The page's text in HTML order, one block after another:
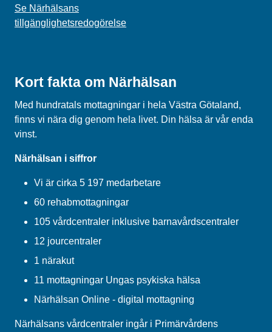
Se Närhälsans
tillgänglighetsredogörelse
Kort fakta om Närhälsan
Med hundratals mottagningar i hela Västra Götaland,
finns vi nära dig genom hela livet. Din hälsa är vår enda
vinst.
Närhälsan i siffror
Vi är cirka 5 197 medarbetare
60 rehabmottagningar
105 vårdcentraler inklusive barnavårdscentraler
12 jourcentraler
1 närakut
11 mottagningar Ungas psykiska hälsa
Närhälsan Online - digital mottagning
Närhälsans vårdcentraler ingår i Primärvårdens